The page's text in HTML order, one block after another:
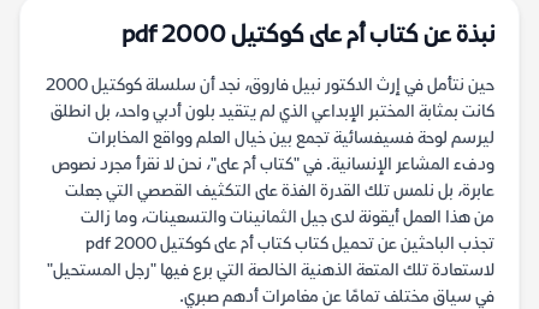
نبذة عن كتاب أم على كوكتيل 2000 pdf
حين نتأمل في إرث الدكتور نبيل فاروق، نجد أن سلسلة كوكتيل 2000
كانت بمثابة المختبر الإبداعي الذي لم يتقيد بلون أدبي واحد، بل انطلق
ليرسم لوحة فسيفسائية تجمع بين خيال العلم وواقع المخابرات
ودفء المشاعر الإنسانية. في "كتاب أم على"، نحن لا نقرأ مجرد نصوص
عابرة، بل نلمس تلك القدرة الفذة على التكثيف القصصي التي جعلت
من هذا العمل أيقونة لدى جيل الثمانينات والتسعينات، وما زالت
تجذب الباحثين عن تحميل كتاب كتاب أم على كوكتيل 2000 pdf
لاستعادة تلك المتعة الذهنية الخالصة التي برع فيها "رجل المستحيل"
في سياق مختلف تمامًا عن مغامرات أدهم صبري.